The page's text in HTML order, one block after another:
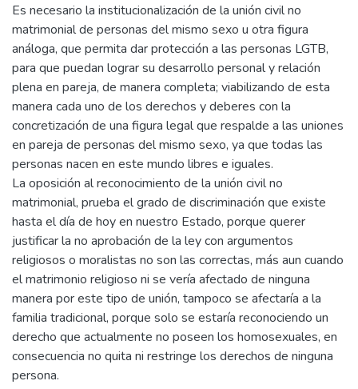
Es necesario la institucionalización de la unión civil no
matrimonial de personas del mismo sexo u otra figura
análoga, que permita dar protección a las personas LGTB,
para que puedan lograr su desarrollo personal y relación
plena en pareja, de manera completa; viabilizando de esta
manera cada uno de los derechos y deberes con la
concretización de una figura legal que respalde a las uniones
en pareja de personas del mismo sexo, ya que todas las
personas nacen en este mundo libres e iguales.
La oposición al reconocimiento de la unión civil no
matrimonial, prueba el grado de discriminación que existe
hasta el día de hoy en nuestro Estado, porque querer
justificar la no aprobación de la ley con argumentos
religiosos o moralistas no son las correctas, más aun cuando
el matrimonio religioso ni se vería afectado de ninguna
manera por este tipo de unión, tampoco se afectaría a la
familia tradicional, porque solo se estaría reconociendo un
derecho que actualmente no poseen los homosexuales, en
consecuencia no quita ni restringe los derechos de ninguna
persona.